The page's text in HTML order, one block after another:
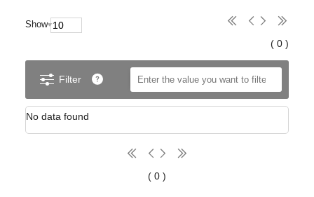
Show
( 0 )
Filter
No data found
( 0 )